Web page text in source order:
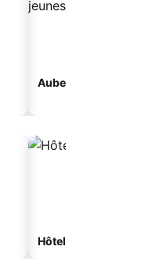
Auberge de jeunesse
Hôtels spa